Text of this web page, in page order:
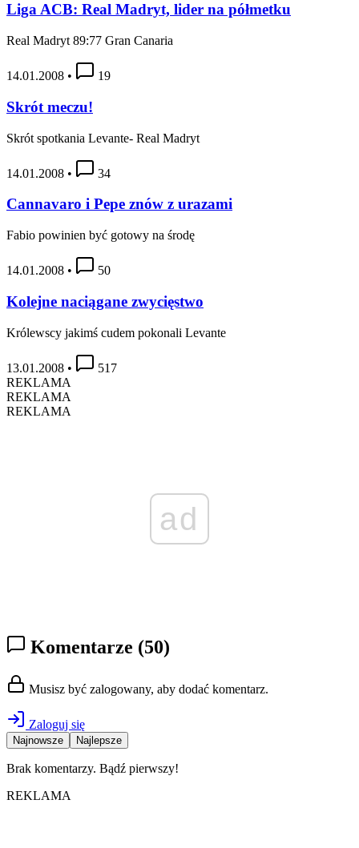
Liga ACB: Real Madryt, lider na półmetku
Real Madryt 89:77 Gran Canaria
14.01.2008 • 19
Skrót meczu!
Skrót spotkania Levante- Real Madryt
14.01.2008 • 34
Cannavaro i Pepe znów z urazami
Fabio powinien być gotowy na środę
14.01.2008 • 50
Kolejne naciągane zwycięstwo
Królewscy jakimś cudem pokonali Levante
13.01.2008 •
517
REKLAMA
REKLAMA
REKLAMA
ad
Komentarze (50)
Musisz być zalogowany, aby dodać komentarz.
Zaloguj się
Najnowsze Najlepsze
Brak komentarzy. Bądź pierwszy!
REKLAMA